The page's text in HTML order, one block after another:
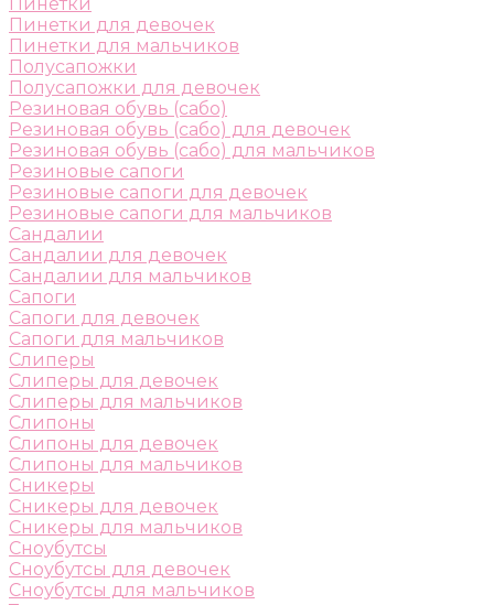
Пинетки для девочек
Пинетки для мальчиков
Полусапожки
Полусапожки для девочек
Резиновая обувь (сабо)
Резиновая обувь (сабо) для девочек
Резиновая обувь (сабо) для мальчиков
Резиновые сапоги
Резиновые сапоги для девочек
Резиновые сапоги для мальчиков
Сандалии
Сандалии для девочек
Сандалии для мальчиков
Сапоги
Сапоги для девочек
Сапоги для мальчиков
Слиперы
Слиперы для девочек
Слиперы для мальчиков
Слипоны
Слипоны для девочек
Слипоны для мальчиков
Сникеры
Сникеры для девочек
Сникеры для мальчиков
Сноубутсы
Сноубутсы для девочек
Сноубутсы для мальчиков